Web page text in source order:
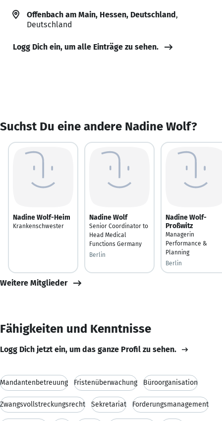
Offenbach am Main, Hessen, Deutschland,
Deutschland
Logg Dich ein, um alle Einträge zu sehen.
Suchst Du eine andere Nadine Wolf?
Nadine Wolf-Heim
Krankenschwester
Nadine Wolf
Senior Coordinator to
Head Medical
Functions Germany
Berlin
Nadine Wolf-
Proßwitz
Managerin
Performance &
Planning
Berlin
Weitere Mitglieder
Fähigkeiten und Kenntnisse
Logg Dich jetzt ein, um das ganze Profil zu sehen.
Mandantenbetreuung Fristenüberwachung Büroorganisation
Zwangsvollstreckungsrecht Sekretariat Forderungsmanagement